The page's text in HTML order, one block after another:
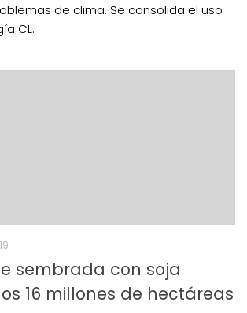
de clima. Se consolida el uso
CL.
sembrada con soja
16 millones de hectáreas